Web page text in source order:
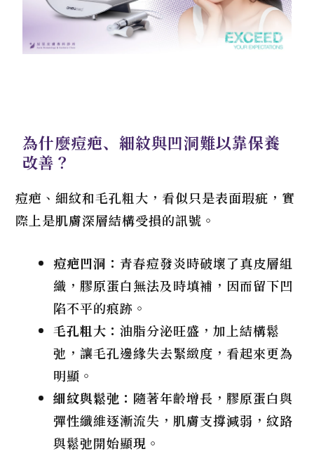
為什麼痘疤、細紋與凹洞難以靠保養
改善？
痘疤、細紋和毛孔粗大，看似只是表面瑕疵，實
際上是肌膚深層結構受損的訊號。
痘疤凹洞：青春痘發炎時破壞了真皮層組
織，膠原蛋白無法及時填補，因而留下凹
陷不平的痕跡。
毛孔粗大：油脂分泌旺盛，加上結構鬆
弛，讓毛孔邊緣失去緊緻度，看起來更為
明顯。
細紋與鬆弛： 隨著年齡增長，膠原蛋白與
彈性纖維逐漸流失，肌膚支撐減弱，紋路
與鬆弛開始顯現。